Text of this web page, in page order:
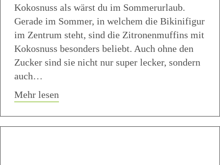
Kokosnuss als wärst du im Sommerurlaub.
Gerade im Sommer, in welchem die Bikinifigur
im Zentrum steht, sind die Zitronenmuffins mit
Kokosnuss besonders beliebt. Auch ohne den
Zucker sind sie nicht nur super lecker, sondern
auch…
Mehr lesen